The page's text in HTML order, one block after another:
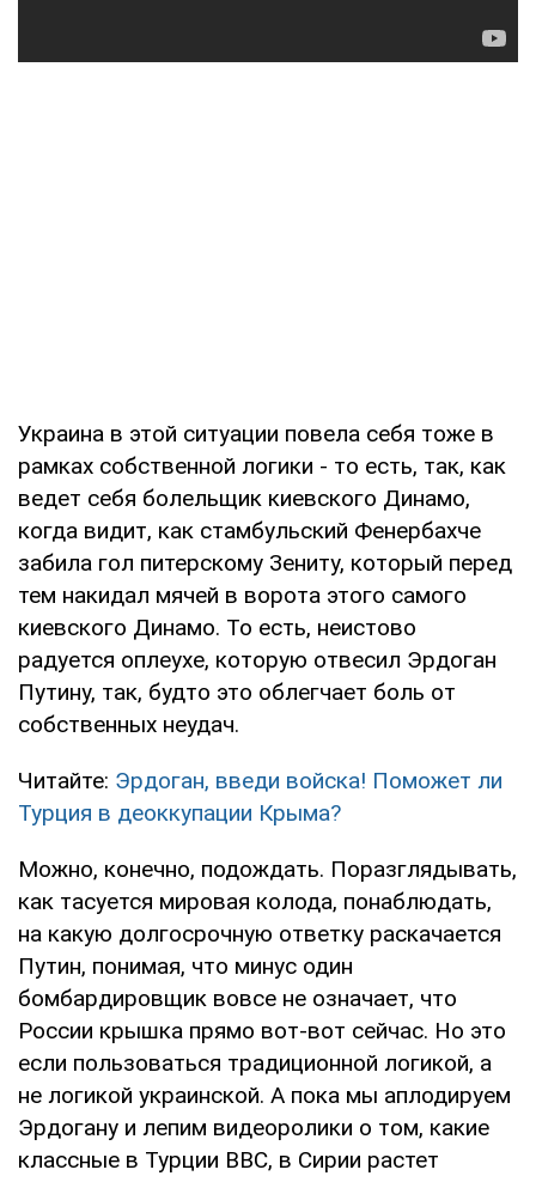
Украина в этой ситуации повела себя тоже в
рамках собственной логики - то есть, так, как
ведет себя болельщик киевского Динамо,
когда видит, как стамбульский Фенербахче
забила гол питерскому Зениту, который перед
тем накидал мячей в ворота этого самого
киевского Динамо. То есть, неистово
радуется оплеухе, которую отвесил Эрдоган
Путину, так, будто это облегчает боль от
собственных неудач.
Читайте: Эрдоган, введи войска! Поможет ли
Турция в деоккупации Крыма?
Можно, конечно, подождать. Поразглядывать,
как тасуется мировая колода, понаблюдать,
на какую долгосрочную ответку раскачается
Путин, понимая, что минус один
бомбардировщик вовсе не означает, что
России крышка прямо вот-вот сейчас. Но это
если пользоваться традиционной логикой, а
не логикой украинской. А пока мы аплодируем
Эрдогану и лепим видеоролики о том, какие
классные в Турции ВВС, в Сирии растет